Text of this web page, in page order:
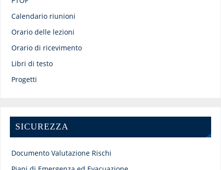
Calendario riunioni
Orario delle lezioni
Orario di ricevimento
Libri di testo
Progetti
SICUREZZA
Documento Valutazione Rischi